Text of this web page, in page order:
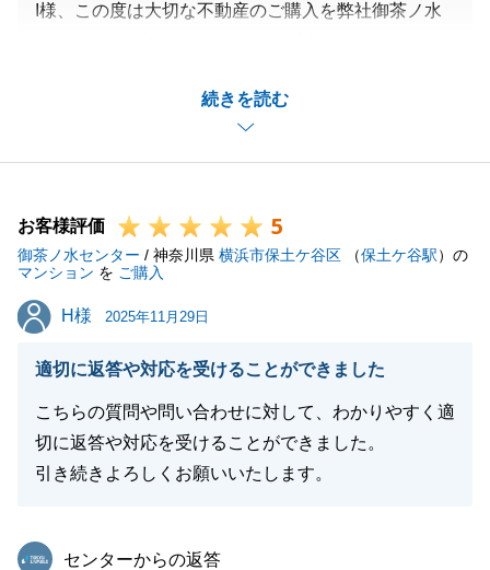
続きを読む
I様、この度は大切な不動産のご購入を弊社御茶ノ水
無事、お取引を終えることができたのはI様のご協力
があったからこそでございます。
今回のお取引は終わりましたが、お引越し後もお力に
引き続き何卒よろしくお願いいたします。
お客様評価 5
御茶ノ水センター / 神奈川県 横浜市保土ケ谷区 （保土ケ谷駅）の
マンション を ご購入
H様
H様 2025年11月29日
適切に返答や対応を受けることができました
こちらの質問や問い合わせに対して、わかりやすく適
切に返答や対応を受けることができました。
引き続きよろしくお願いいたします。
東急リバブル
センターからの返答